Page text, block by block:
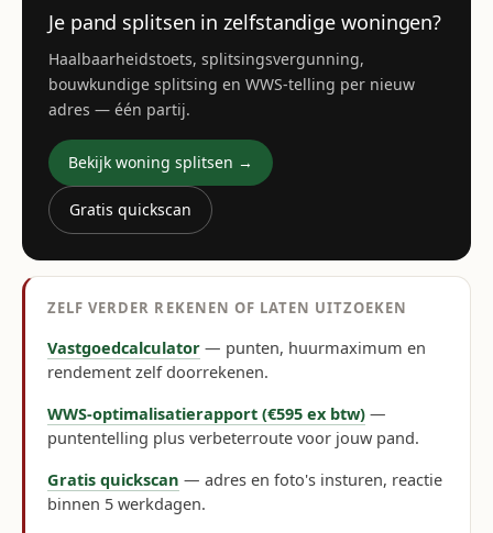
Je pand splitsen in zelfstandige woningen?
Haalbaarheidstoets, splitsingsvergunning,
bouwkundige splitsing en WWS-telling per nieuw
adres — één partij.
Bekijk woning splitsen →
Gratis quickscan
ZELF VERDER REKENEN OF LATEN UITZOEKEN
Vastgoedcalculator — punten, huurmaximum en
rendement zelf doorrekenen.
WWS-optimalisatierapport (€595 ex btw) —
puntentelling plus verbeterroute voor jouw pand.
Gratis quickscan — adres en foto's insturen, reactie
binnen 5 werkdagen.